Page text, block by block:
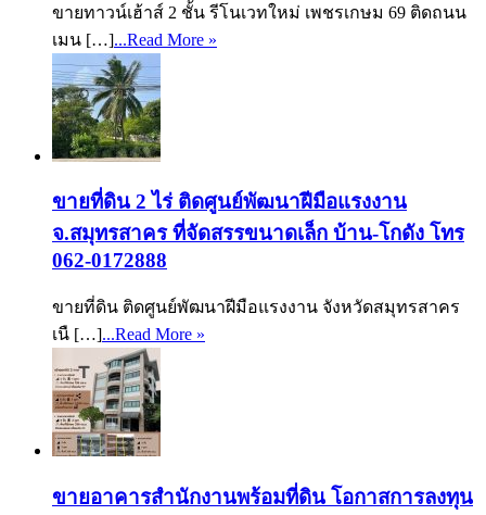
ขายทาวน์เฮ้าส์ 2 ชั้น รีโนเวทใหม่ เพชรเกษม 69 ติดถนน
เมน […]...Read More »
ขายที่ดิน 2 ไร่ ติดศูนย์พัฒนาฝีมือแรงงาน
จ.สมุทรสาคร ที่จัดสรรขนาดเล็ก บ้าน-โกดัง โทร
062-0172888
ขายที่ดิน ติดศูนย์พัฒนาฝีมือแรงงาน จังหวัดสมุทรสาคร
เนื […]...Read More »
ขายอาคารสำนักงานพร้อมที่ดิน โอกาสการลงทุน